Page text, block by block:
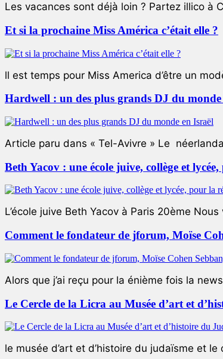
Les vacances sont déjà loin ? Partez illico à
Et si la prochaine Miss América c’était elle ?
ll est temps pour Miss America d’être un
Hardwell : un des plus grands DJ du monde
Article paru dans « Tel-Avivre » Le
Beth Yacov : une école juive, collège et
L’école juive Beth Yacov à Paris 20ème
Comment le fondateur de jforum, Moïse
Alors que j’ai reçu pour la énième fois la
Le Cercle de la Licra au Musée d’art et
le musée d’art et d’histoire du judaïsme et